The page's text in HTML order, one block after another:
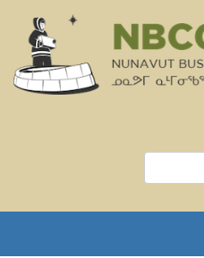
contenu
principal